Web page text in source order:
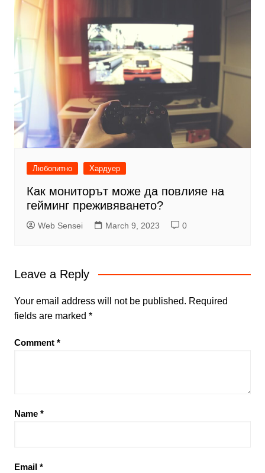
Любопитно Хардуер
Как мониторът може да повлияе на
гейминг преживяването?
Web Sensei March 9, 2023 0
Leave a Reply
Your email address will not be published. Required
fields are marked *
Comment *
Name *
Email *